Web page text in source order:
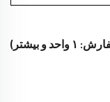
و بیشتر)